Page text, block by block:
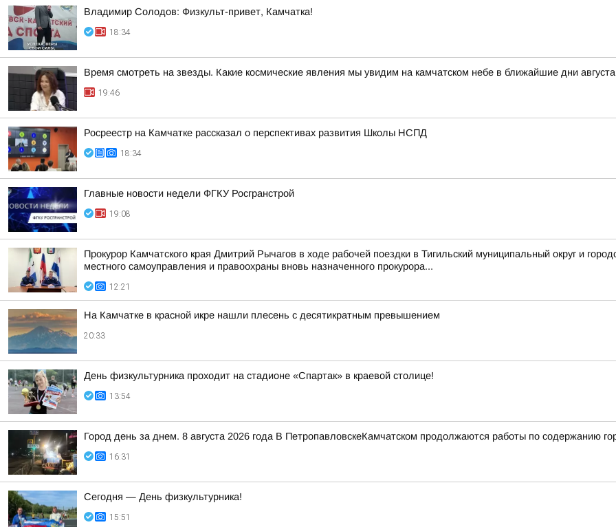
Владимир Солодов: Физкульт-привет, Камчатка!
18:34
Время смотреть на звезды. Какие космические явления мы увидим на камчатском небе в ближайшие дни
19:46
Росреестр на Камчатке рассказал о перспективах развития Школы НСПД
18:34
Главные новости недели ФГКУ Росгранстрой
19:08
Прокурор Камчатского края Дмитрий Рычагов в ходе рабочей поездки в Тигильский муниципальный округ и
местного самоуправления и правоохраны вновь назначенного прокурора...
12:21
На Камчатке в красной икре нашли плесень с десятикратным превышением
20:33
День физкультурника проходит на стадионе «Спартак» в краевой столице!
13:54
Город день за днем. 8 августа 2026 года В ПетропавловскеКамчатском продолжаются работы по содержанию
16:31
Сегодня — День физкультурника!
15:51